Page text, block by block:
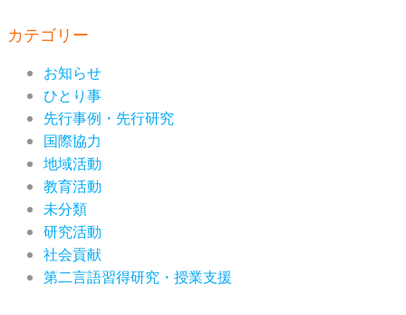
カテゴリー
お知らせ
ひとり事
先行事例・先行研究
国際協力
地域活動
教育活動
未分類
研究活動
社会貢献
第二言語習得研究・授業支援